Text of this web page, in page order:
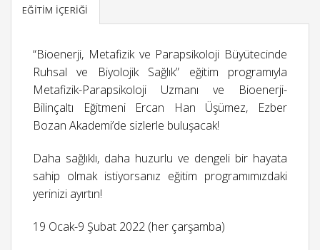
EĞITIM İÇERIĞI
“Bioenerji, Metafizik ve Parapsikoloji Büyütecinde
Ruhsal ve Biyolojik Sağlık” eğitim programıyla
Metafizik-Parapsikoloji Uzmanı ve Bioenerji-
Bilinçaltı Eğitmeni Ercan Han Üşümez, Ezber
Bozan Akademi’de sizlerle buluşacak!
Daha sağlıklı, daha huzurlu ve dengeli bir hayata
sahip olmak istiyorsanız eğitim programımızdaki
yerinizi ayırtın!
19 Ocak-9 Şubat 2022 (her çarşamba)